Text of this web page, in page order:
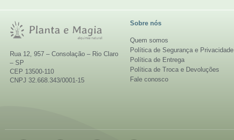
Rua 12, 957 – Consolação – Rio Claro
– SP
CEP 13500-110
CNPJ 32.668.343/0001-15
Sobre nós
Quem somos
Política de Segurança e Privacidade
Política de Entrega
Política de Troca e Devoluções
Fale conosco